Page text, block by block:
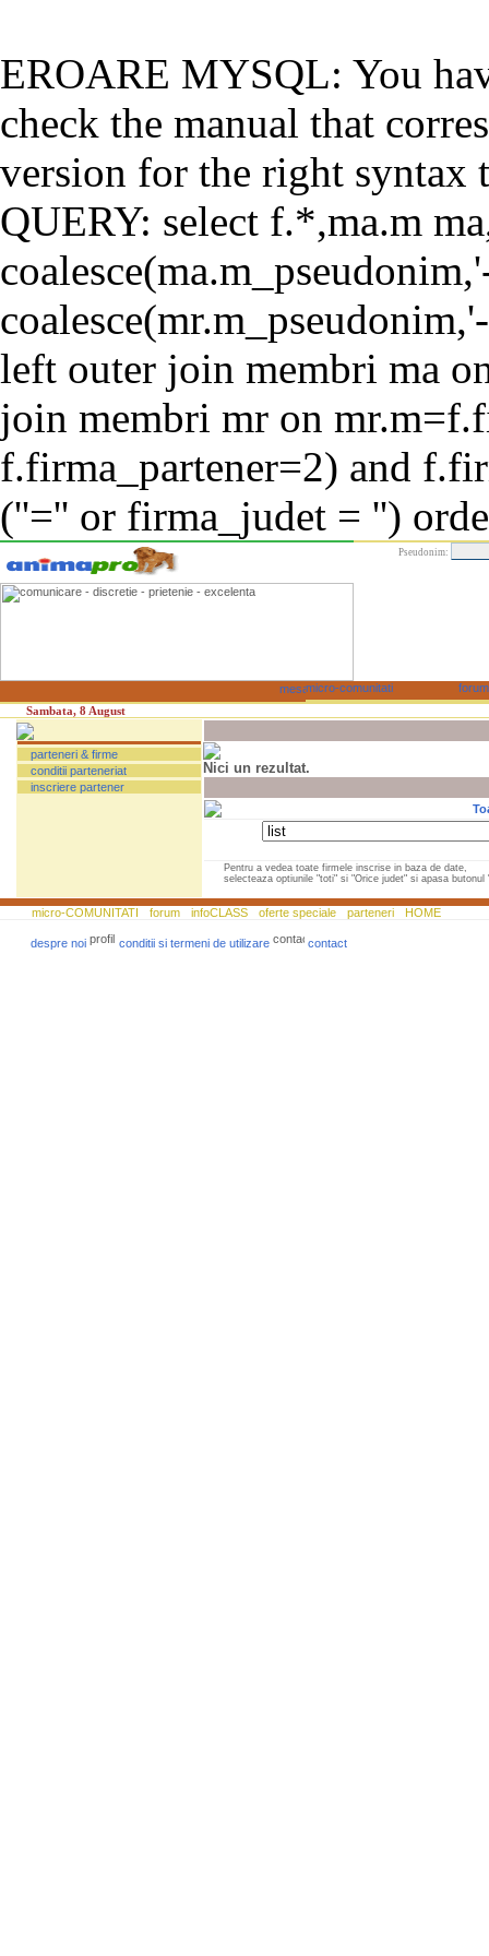
EROARE MYSQL: You
check the manual that
version for the right syntax
QUERY: select f.*,ma.m
left outer join membri ma
join membri mr on
f.firma_partener=2) and
(''='' or firma_judet = '')
Pseudonim:
Sambata, 8 August
parteneri & firme
conditii parteneriat
inscriere partener
Nici un rezultat.
Pentru a vedea toate firmele inscrise in baza de date,
selecteaza optiunile "toti" si "Orice judet" si apasa butonul
micro-COMUNITATI forum infoCLASS oferte speciale parteneri HOME
despre noi conditii si termeni de utilizare contact